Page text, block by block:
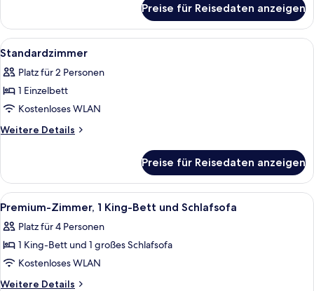
auf
den
Golfplatz
anzeigen
Zimmer,
Mehrere
Betten,
auf
den
Preise für Reisedaten anzeigen
Alle
Fotos
für
Standardzimmer
anzeigen
Hochwertige Bettwaren, Minibar,
9
Standardzimmer
Platz für 2 Personen
1 Einzelbett
Kostenloses WLAN
Weitere Details
Weitere
Preise für Reisedaten anzeigen
Alle
Fotos
für
Premium-
Zimmer,
1 King-
Hochwertige Bettwaren, Minibar,
17
Premium-Zimmer, 1 King-Bett und Schlafsofa
Platz für 4 Personen
1 King-Bett und 1 großes Schlafsofa
Kostenloses WLAN
Weitere Details
Weitere